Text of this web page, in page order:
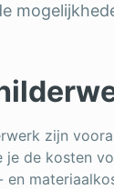
zijn
je de kosten